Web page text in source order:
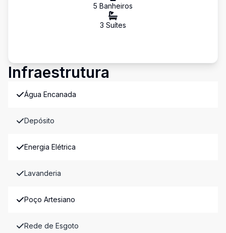
5 Banheiros
3 Suítes
Infraestrutura
Água Encanada
Depósito
Energia Elétrica
Lavanderia
Poço Artesiano
Rede de Esgoto